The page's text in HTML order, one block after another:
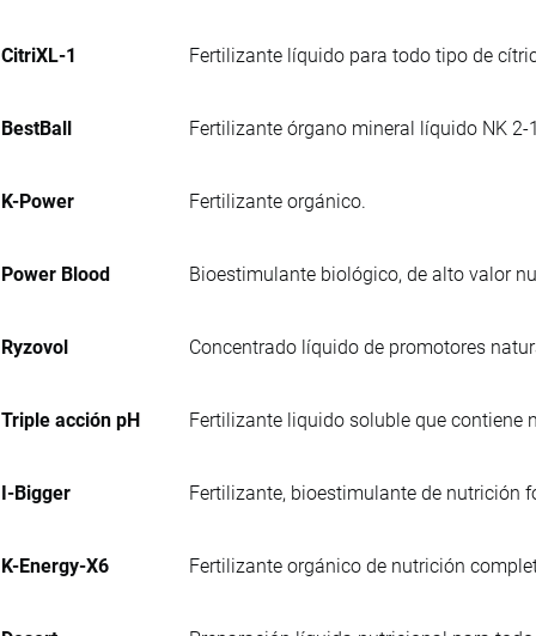
CitriXL-1 Fertilizante líquido para todo tipo de
BestBall Fertilizante órgano mineral líquido NK 2-
K-Power Fertilizante orgánico.
Power Blood Bioestimulante biológico, de alto valor
Ryzovol Concentrado líquido de promotores
Triple acción pH Fertilizante liquido soluble que
I-Bigger Fertilizante, bioestimulante de nutrición
K-Energy-X6 Fertilizante orgánico de nutrición